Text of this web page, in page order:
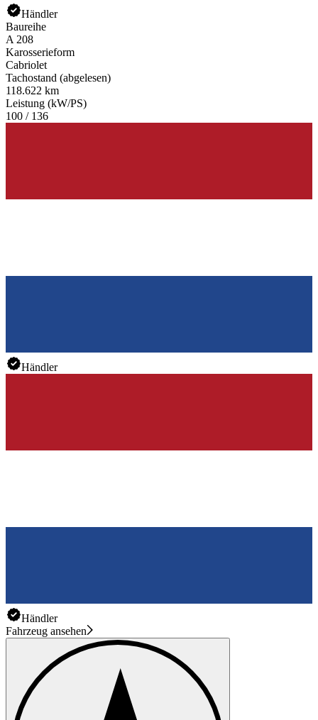
Händler
Baureihe
A 208
Karosserieform
Cabriolet
Tachostand (abgelesen)
118.622 km
Leistung (kW/PS)
100 / 136
Händler
Händler
Fahrzeug ansehen